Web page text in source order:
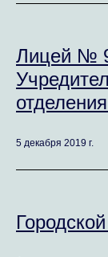
Лицей №
5 декабря 2019 г.